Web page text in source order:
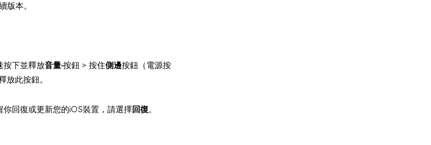
版本。
按下並釋放音量-按鈕 > 按住側邊按鈕（電源按
放此按鈕。
你回復或更新您的iOS裝置，請選擇回復。